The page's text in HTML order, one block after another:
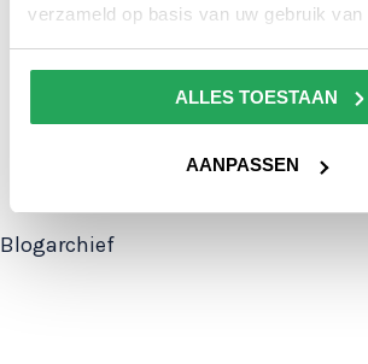
verzameld op basis van uw gebruik
ALLES TOESTAAN
AANPASSEN
Rundvee Mechanisatie Vakdagen
23 okt
Landbouwvakdagen Oost-
Maatwerkregeling
Blogarchief